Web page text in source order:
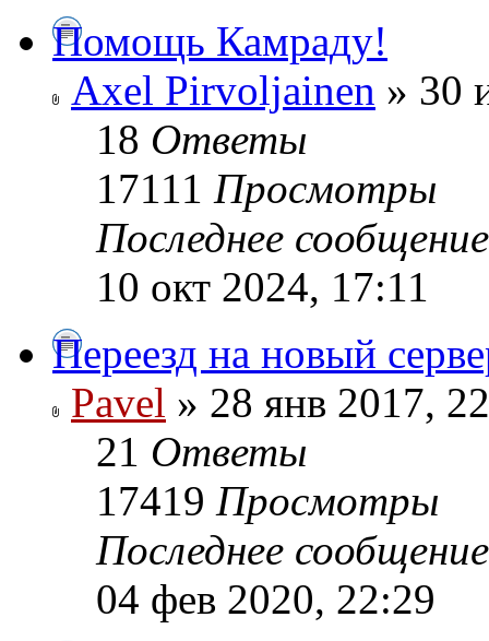
Помощь Камраду!
Axel Pirvoljainen » 30
18 Ответы
17111 Просмотры
Последнее
10 окт 2024, 17:11
Переезд на новый
Pavel » 28 янв 2017,
21 Ответы
17419 Просмотры
Последнее
04 фев 2020, 22:29